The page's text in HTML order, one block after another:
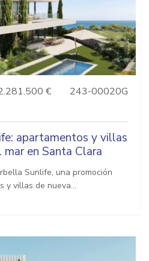
€ 243-00020G
apartamentos y villas
en Santa Clara
Sunlife, una promoción
y villas de nueva...